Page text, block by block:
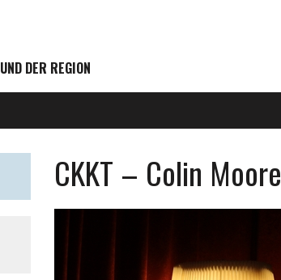
DER REGION
CKKT – Colin Moore